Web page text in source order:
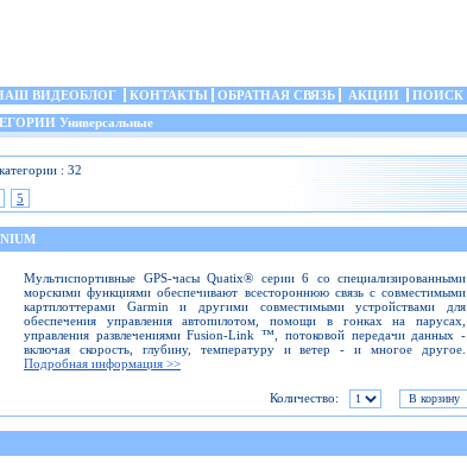
ВИДЕОБЛОГ КОНТАКТЫ ОБРАТНАЯ СВЯЗЬ АКЦИИ ПОИСК
Универсальные
: 32
5
Мультиспортивные GPS-часы Quatix® серии 6 со специализированными
морскими функциями обеспечивают всестороннюю связь с совместимыми
картплоттерами Garmin и другими совместимыми устройствами для
обеспечения управления автопилотом, помощи в гонках на парусах,
управления развлечениями Fusion-Link ™, потоковой передачи данных -
включая скорость, глубину, температуру и ветер - и многое другое.
Подробная информация >>
Количество: